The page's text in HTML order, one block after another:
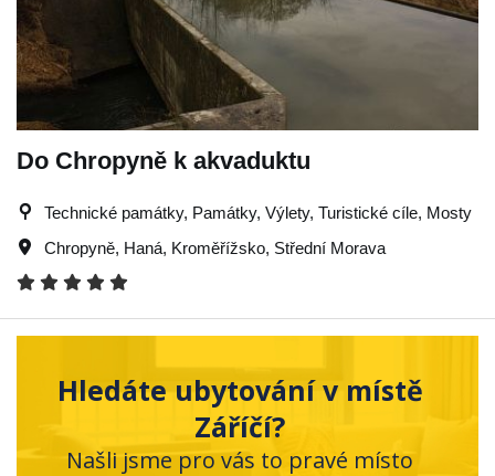
Do Chropyně k akvaduktu
Technické památky, Památky, Výlety, Turistické cíle, Mosty
Chropyně, Haná, Kroměřížsko, Střední Morava
Hledáte ubytování v místě
Záříčí?
Našli jsme pro vás to pravé místo